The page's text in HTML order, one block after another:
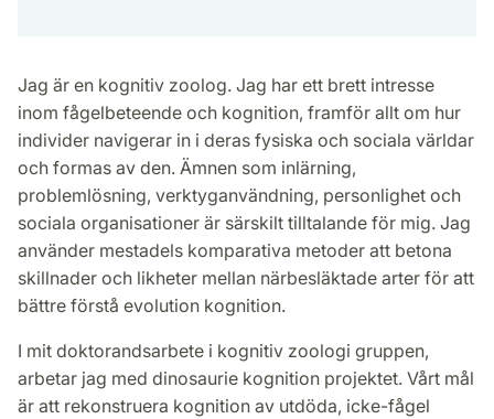
Jag är en kognitiv zoolog. Jag har ett brett intresse
inom fågelbeteende och kognition, framför allt om hur
individer navigerar in i deras fysiska och sociala världar
och formas av den. Ämnen som inlärning,
problemlösning, verktyganvändning, personlighet och
sociala organisationer är särskilt tilltalande för mig. Jag
använder mestadels komparativa metoder att betona
skillnader och likheter mellan närbesläktade arter för att
bättre förstå evolution kognition.
I mit doktorandsarbete i kognitiv zoologi gruppen,
arbetar jag med dinosaurie kognition projektet. Vårt mål
är att rekonstruera kognition av utdöda, icke-fågel